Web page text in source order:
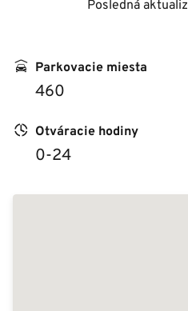
Posledná
Parkovacie miesta
460
Otváracie hodiny
0-24